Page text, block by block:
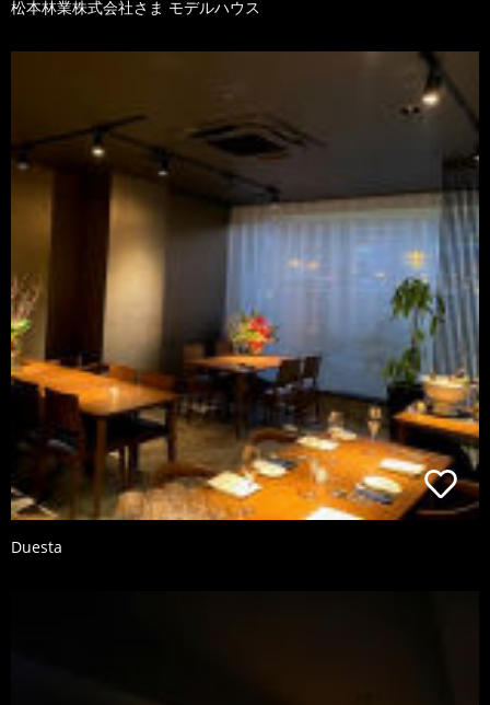
松本林業株式会社さま モデルハウス
Duesta